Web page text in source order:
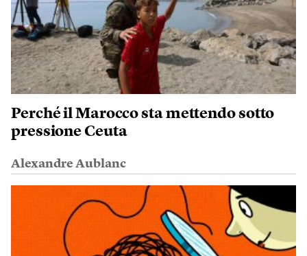
Perché il Marocco sta mettendo sotto
pressione Ceuta
Alexandre Aublanc